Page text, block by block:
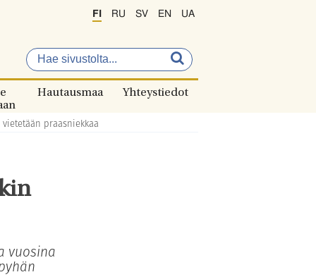
FI RU SV EN UA
Hautausmaa Yhteystiedot
praasniekkaa
vuosina